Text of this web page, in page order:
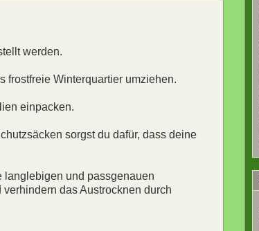
werden.
frostfreie Winterquartier umziehen.
einpacken.
sorgst du dafür, dass deine
langlebigen und passgenauen
das Austrocknen durch